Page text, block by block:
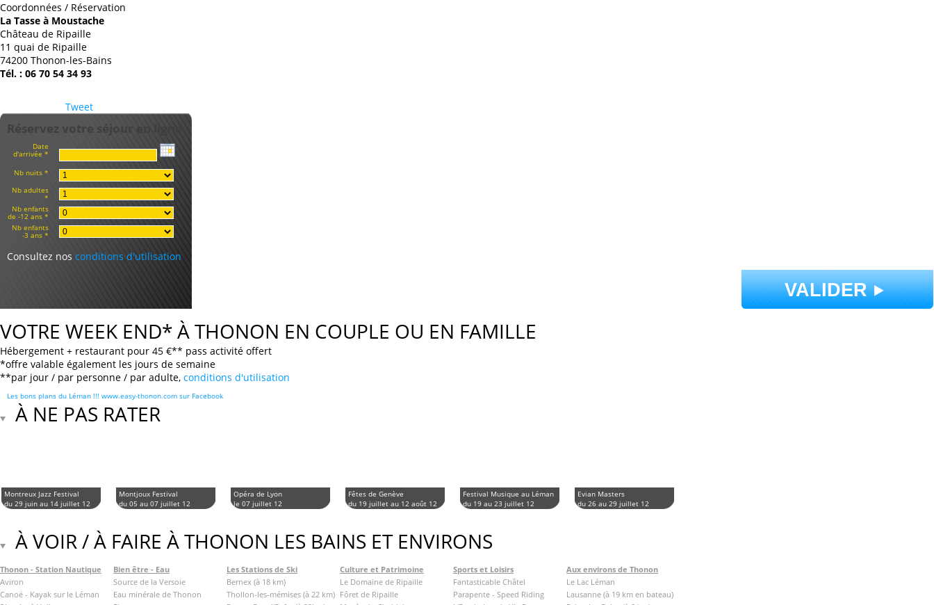
Coordonnées / Réservation
La Tasse à Moustache
Château de Ripaille
11 quai de Ripaille
74200 Thonon-les-Bains
Tél. : 06 70 54 34 93
Tweet
Réservez votre séjour en ligne
Date
d'arrivée *
Nb nuits *
Nb adultes
*
Nb enfants
de -12 ans *
Nb enfants
-3 ans *
Consultez nos conditions d'utilisation
VOTRE WEEK END* À THONON EN COUPLE OU EN FAMILLE
Hébergement + restaurant pour 45 €** pass activité offert
*offre valable également les jours de semaine
**par jour / par personne / par adulte, conditions d'utilisation
Les bons plans du Léman !!! www.easy-thonon.com sur Facebook
À NE PAS RATER
Montreux Jazz Festival
du 29 juin au 14 juillet 12
Montjoux Festival
du 05 au 07 juillet 12
Opéra de Lyon
le 07 juillet 12
Fêtes de Genève
du 19 juillet au 12 août 12
Festival Musique au Léman
du 19 au 23 juillet 12
Evian Masters
du 26 au 29 juillet 12
À VOIR / À FAIRE À THONON LES BAINS ET ENVIRONS
Thonon - Station Nautique
Aviron
Canoë - Kayak sur le Léman
Bien être - Eau
Source de la Versoie
Eau minérale de Thonon
Les Stations de Ski
Bernex (à 18 km)
Thollon-les-mémises (à 22 km)
Culture et Patrimoine
Le Domaine de Ripaille
Fôret de Ripaille
Sports et Loisirs
Fantasticable Châtel
Parapente - Speed Riding
Aux environs de Thonon
Le Lac Léman
Lausanne (à 19 km en bateau)